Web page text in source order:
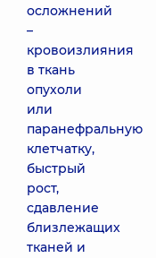
осложнений
–
кровоизлияния
в ткань
опухоли
или
паранефральную
клетчатку,
быстрый
рост,
сдавление
близлежащих
тканей и